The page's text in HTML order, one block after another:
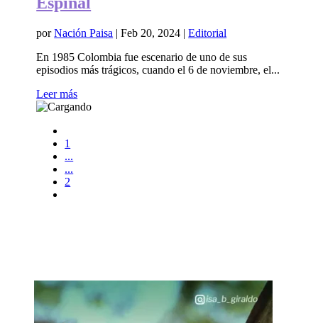
porNación Paisa |Feb 20, 2024 |Editorial
En 1985 Colombia fue escenario de uno de sus
episodios más trágicos, cuando el 6 de noviembre, el...
Leer más
1
...
...
2